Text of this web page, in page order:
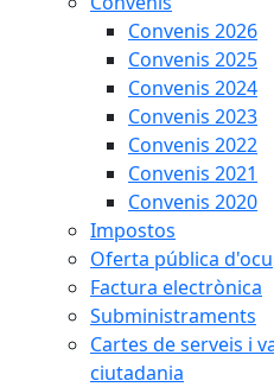
Convenis 2026
Convenis 2025
Convenis 2024
Convenis 2023
Convenis 2022
Convenis 2021
Convenis 2020
Impostos
Oferta pública
Factura electrònica
Subministraments
Cartes de serveis i
ciutadania